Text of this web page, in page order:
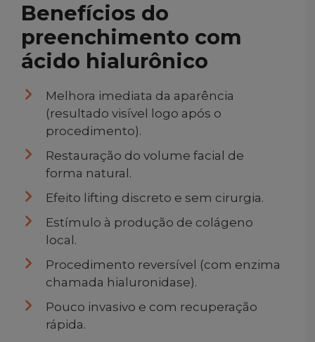
Benefícios do
preenchimento com
ácido hialurônico
Melhora imediata da aparência
(resultado visível logo após o
procedimento).
Restauração do volume facial de
forma natural.
Efeito lifting discreto e sem cirurgia.
Estímulo à produção de colágeno
local.
Procedimento reversível (com enzima
chamada hialuronidase).
Pouco invasivo e com recuperação
rápida.